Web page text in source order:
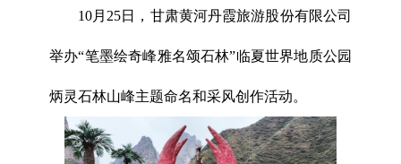
10月25日，甘肃黄河丹霞旅游股份有限公司
举办“笔墨绘奇峰雅名颂石林”临夏世界地质公园
炳灵石林山峰主题命名和采风创作活动。